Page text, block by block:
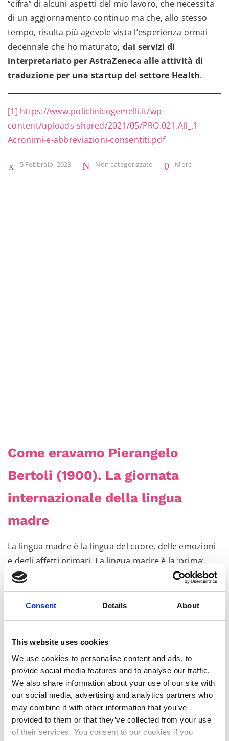
Consent Details About
This website uses cookies
We use cookies to personalise content and ads, to
provide social media features and to analyse our traffic.
We also share information about your use of our site with
our social media, advertising and analytics partners who
may combine it with other information that you’ve
provided to them or that they’ve collected from your use
of their services. You consent to our cookies if you
“cifra” di alcuni aspetti del mio lavoro, che necessita
di un aggiornamento continuo ma che, allo stesso
tempo, risulta più agevole vista l’esperienza ormai
decennale che ho maturato, dai servizi di
interpretariato per AstraZeneca alle attività di
traduzione per una startup del settore Health.
[1] https://www.policlinicogemelli.it/wp-
content/uploads-shared/2021/05/PRO.021.All_.1-
Acronimi-e-abbreviazioni-consentiti.pdf
5 Febbraio, 2023 Non categorizzato More
Come eravamo Pierangelo
Bertoli (1900). La giornata
internazionale della lingua
madre
La lingua madre è la lingua del cuore, delle emozioni
e degli affetti primari. La lingua madre è la ‘prima’
lingua che non ostacola i successivi apprendimenti
ma, al contrario, apre a nuovi linguaggi.
Ma perché dal 1999 ogni 21 febbraio si celebra nel
multilinguismo?
La data è collegata aun evento avvenuto nel 1952
l’uccisione da parte delle forze di polizia pakistane di
alcuni studenti dell’Università di Dacca che
rivendicavano il bengalese quale lingua ufficiale.
Il 16 maggio 2007 l’Assemblea Generale delle Nazioni